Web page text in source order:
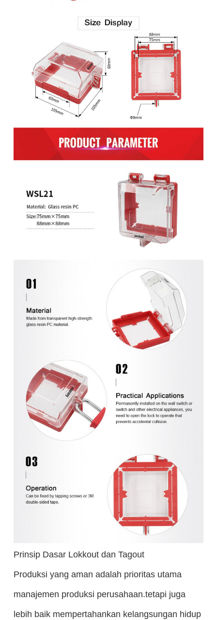
Prinsip Dasar Lokkout dan Tagout
Produksi yang aman adalah prioritas utama
manajemen produksi perusahaan.tetapi juga
lebih baik mempertahankan kelangsungan hidup